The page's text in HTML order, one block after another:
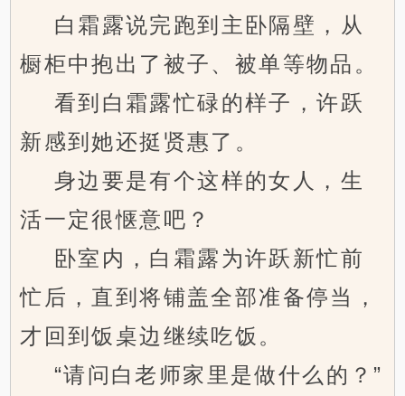
白霜露说完跑到主卧隔壁，从
橱柜中抱出了被子、被单等物品。
看到白霜露忙碌的样子，许跃
新感到她还挺贤惠了。
身边要是有个这样的女人，生
活一定很惬意吧？
卧室内，白霜露为许跃新忙前
忙后，直到将铺盖全部准备停当，
才回到饭桌边继续吃饭。
“请问白老师家里是做什么的？”